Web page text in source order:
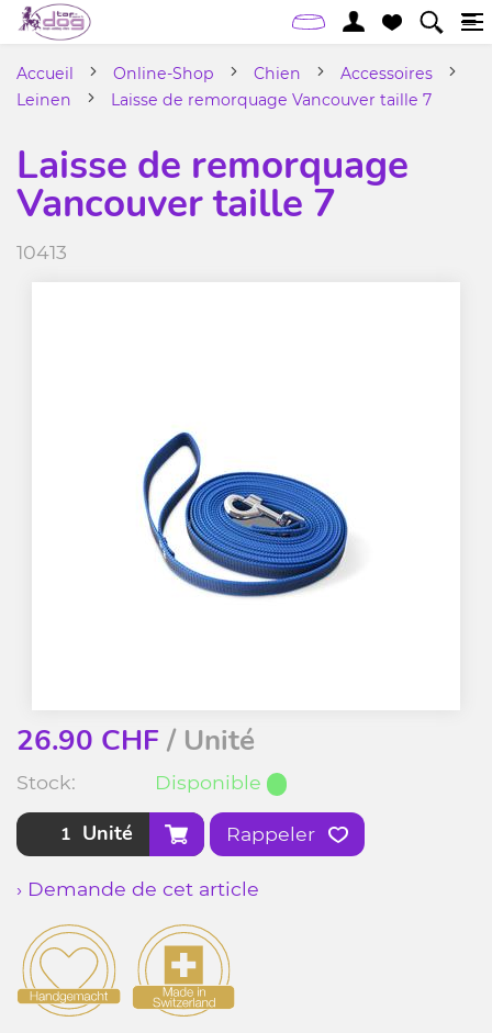
Accueil Online-Shop Chien
Accessoires
Leinen
Laisse de remorquage Vancouver taille 7
Laisse de remorquage
Vancouver taille 7
10413
26.90 CHF/ Unité
Stock: Disponible
Unité Rappeler
› Demande de cet article